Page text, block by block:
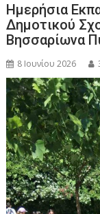
Ημερήσια
Δημοτικού
Βησσαρίωνα
8 Ιουνίου 2026